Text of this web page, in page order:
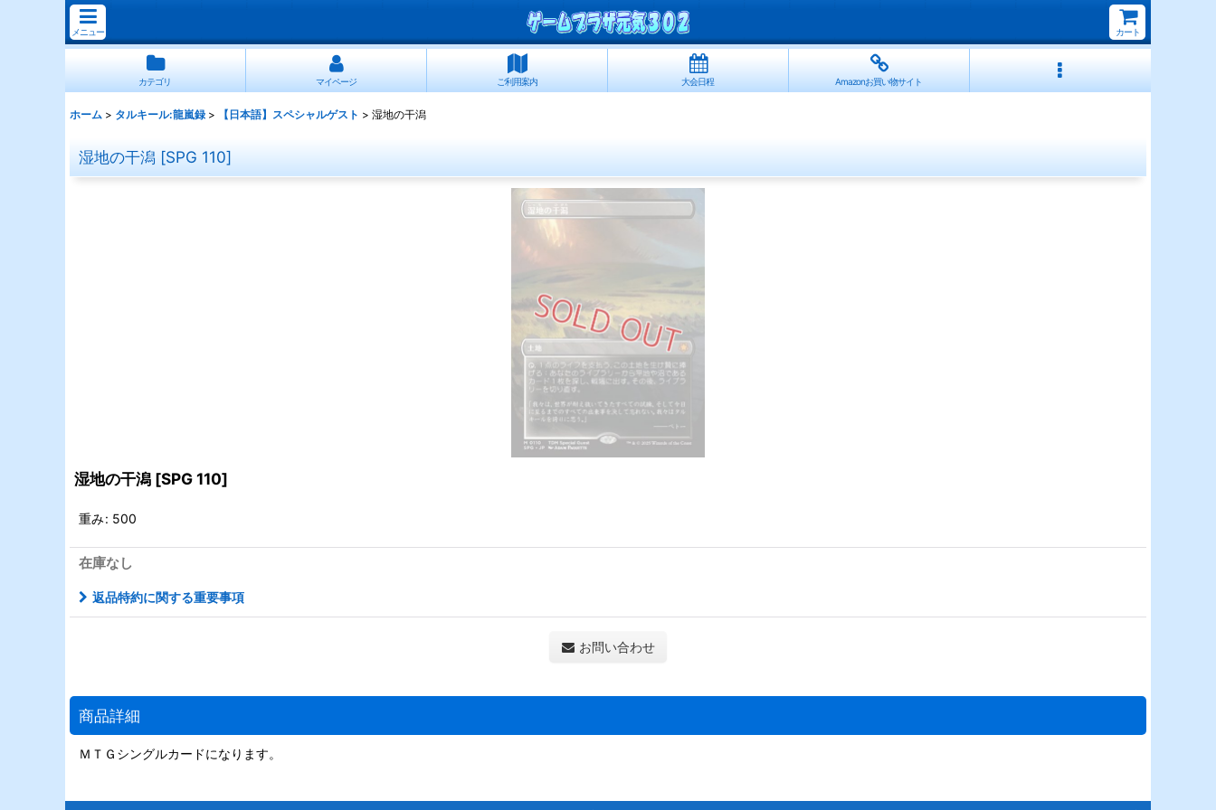
メニュー カート
カテゴリ マイページ ご利用案内 大会日程 Amazonお買い物サイト
ホーム > タルキール:龍嵐録 > 【日本語】スペシャルゲスト > 湿地の干潟
湿地の干潟 [SPG 110]
湿地の干潟 [SPG 110]
重み: 500
在庫なし
返品特約に関する重要事項
お問い合わせ
商品詳細
ＭＴＧシングルカードになります。